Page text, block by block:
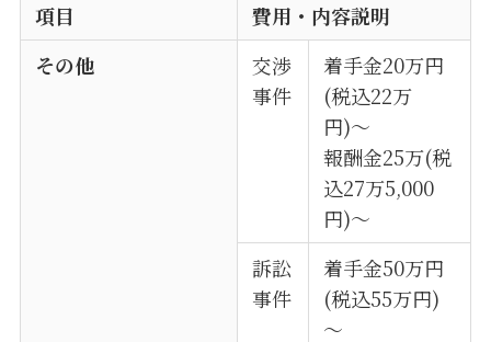
項目
費用・内容説明
その他
交渉
事件
着手金20万円
(税込22万
円)〜
報酬金25万(税
込27万5,000
円)〜
訴訟
事件
着手金50万円
(税込55万円)
～